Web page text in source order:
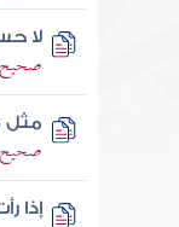
لا
صحيح
مثل
صحيح
إذا